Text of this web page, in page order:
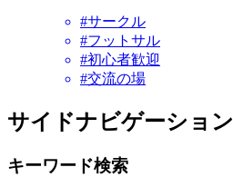
#サークル
#フットサル
#初心者歓迎
#交流の場
サイドナビゲーション
キーワード検索